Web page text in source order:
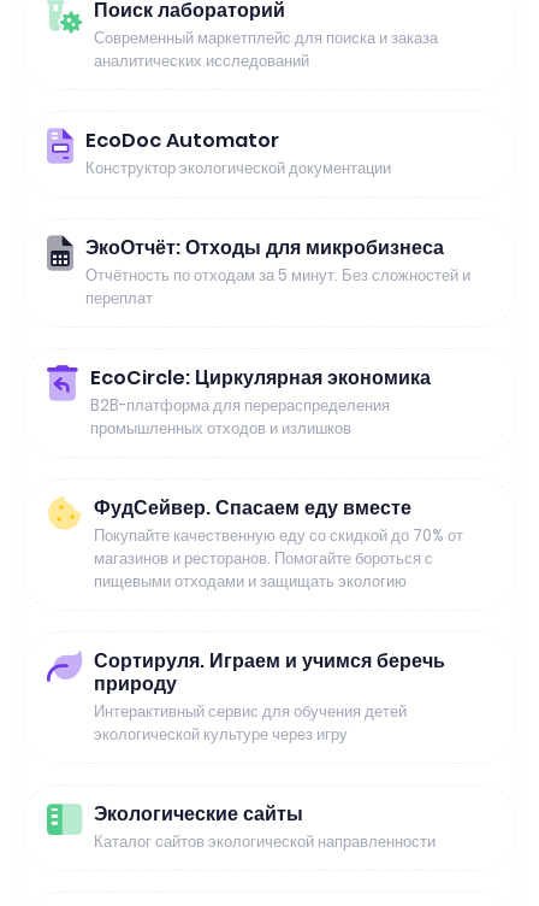
Поиск лабораторий
Современный маркетплейс для поиска и заказа
аналитических исследований
EcoDoc Automator
Конструктор экологической документации
ЭкоОтчёт: Отходы для микробизнеса
Отчётность по отходам за 5 минут. Без сложностей и
переплат
EcoCircle: Циркулярная экономика
B2B-платформа для перераспределения
промышленных отходов и излишков
ФудСейвер. Спасаем еду вместе
Покупайте качественную еду со скидкой до 70% от
магазинов и ресторанов. Помогайте бороться с
пищевыми отходами и защищать экологию
Сортируля. Играем и учимся беречь
природу
Интерактивный сервис для обучения детей
экологической культуре через игру
Экологические сайты
Каталог сайтов экологической направленности